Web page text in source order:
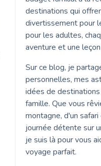
destinations qui
divertissement pour
pour les adultes,
aventure et une
Sur ce blog, je
personnelles, mes
idées de
famille. Que vous
montagne, d'un
journée détente sur
je suis là pour vous
voyage parfait.